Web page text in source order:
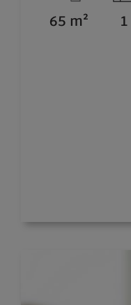
65 m² 1